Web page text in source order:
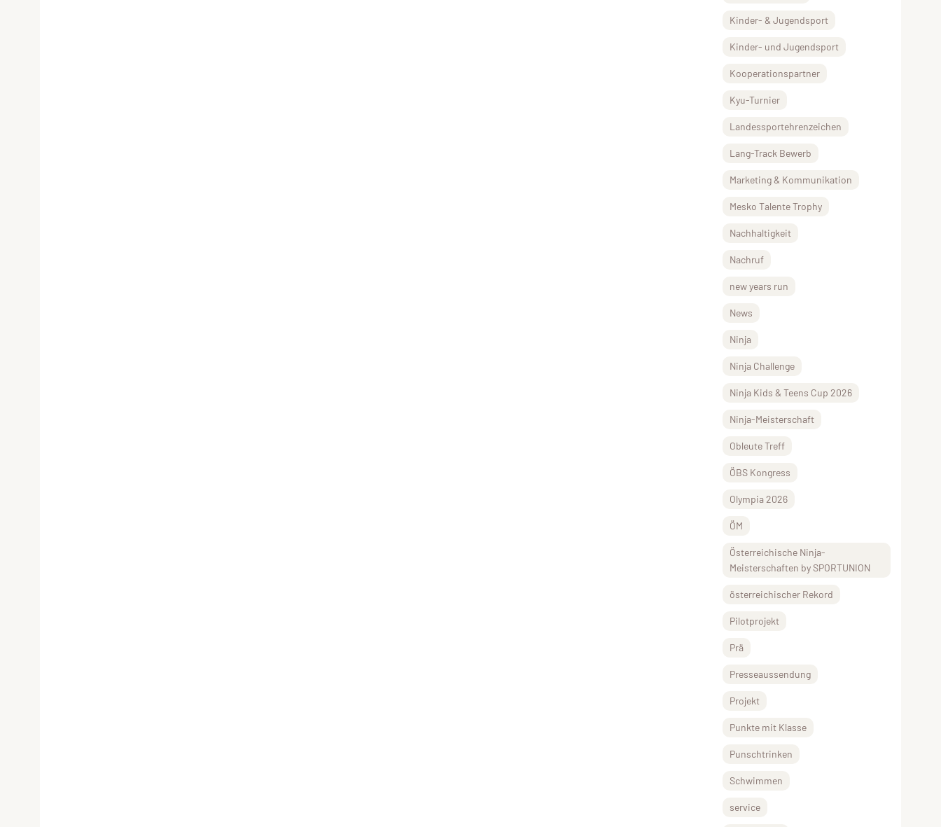
Kinder- & Jugendsport
Kinder- und Jugendsport
Kooperationspartner
Kyu-Turnier
Landessportehrenzeichen
Lang-Track Bewerb
Marketing & Kommunikation
Mesko Talente Trophy
Nachhaltigkeit
Nachruf
new years run
News
Ninja
Ninja Challenge
Ninja Kids & Teens Cup 2026
Ninja-Meisterschaft
Obleute Treff
ÖBS Kongress
Olympia 2026
ÖM
Österreichische Ninja-
Meisterschaften by SPORTUNION
österreichischer Rekord
Pilotprojekt
Prä
Presseaussendung
Projekt
Punkte mit Klasse
Punschtrinken
Schwimmen
service